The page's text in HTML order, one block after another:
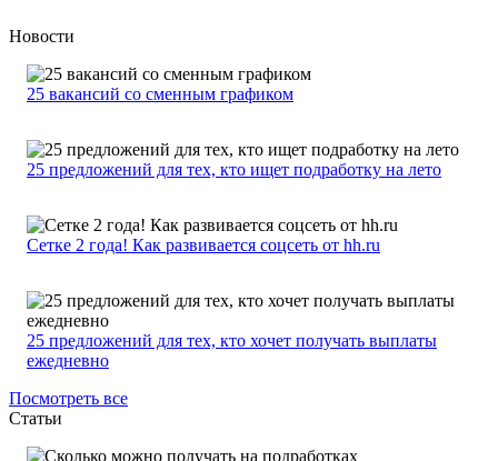
Новости
25 вакансий со сменным графиком
25 предложений для тех, кто ищет подработку на лето
Сетке 2 года! Как развивается соцсеть от hh.ru
25 предложений для тех, кто хочет получать выплаты
ежедневно
Посмотреть все
Статьи